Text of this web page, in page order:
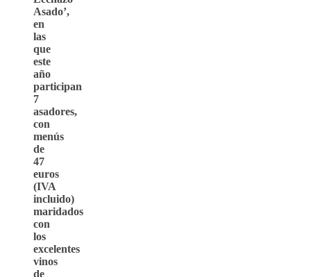
Asado’,
en
las
que
este
año
participan
7
asadores,
con
menús
de
47
euros
(IVA
incluido)
maridados
con
los
excelentes
vinos
de